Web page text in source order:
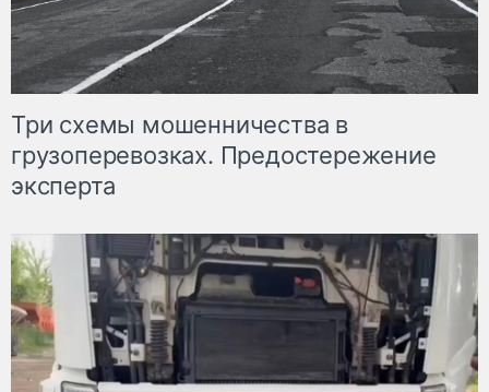
Три схемы мошенничества в
грузоперевозках. Предостережение
эксперта